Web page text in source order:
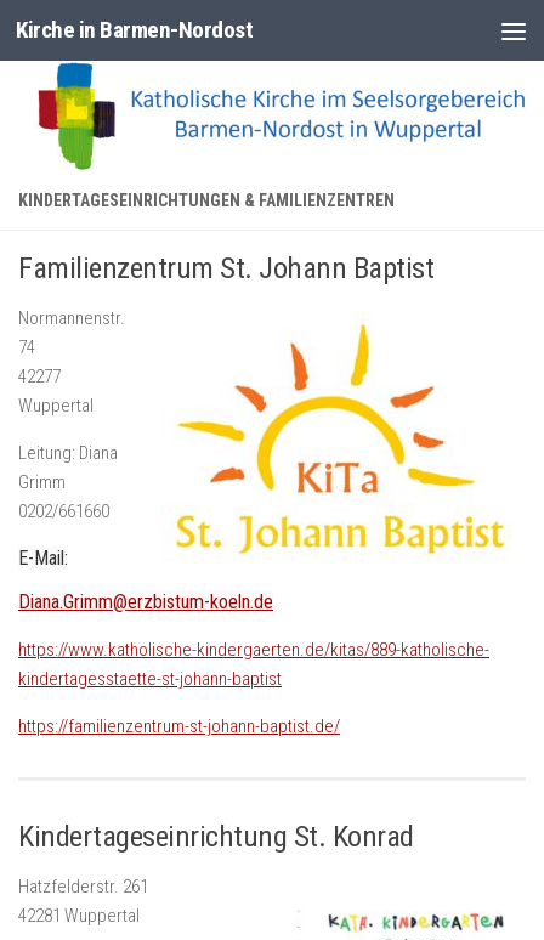
Zum Inhalt springen
Kirche in Barmen-Nordost
KINDERTAGESEINRICHTUNGEN & FAMILIENZENTREN
Familienzentrum St. Johann Baptist
Normannenstr.
74
42277
Wuppertal
Leitung: Diana
Grimm
0202/661660
E-Mail:
Diana.Grimm@erzbistum-koeln.de
https://www.katholische-kindergaerten.de/kitas/889-katholische-
kindertagesstaette-st-johann-baptist
https://familienzentrum-st-johann-baptist.de/
Kindertageseinrichtung St. Konrad
Hatzfelderstr. 261
42281 Wuppertal